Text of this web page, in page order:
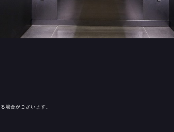
場合がございます。